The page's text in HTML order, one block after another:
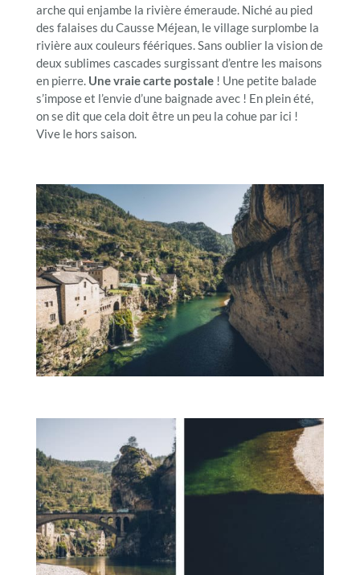
arche qui enjambe la rivière émeraude. Niché au pied
des falaises du Causse Méjean, le village surplombe la
rivière aux couleurs féériques. Sans oublier la vision de
deux sublimes cascades surgissant d’entre les maisons
en pierre. Une vraie carte postale! Une petite balade
s’impose et l’envie d’une baignade avec ! En plein été,
on se dit que cela doit être un peu la cohue par ici !
Vive le hors saison.